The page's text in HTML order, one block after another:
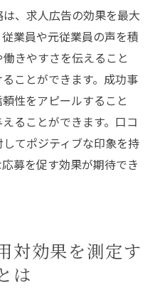
、求人広告の効果を最大
業員や元従業員の声を積
きやすさを伝えること
ことができます。成功事
性をアピールすること
ることができます。口コ
てポジティブな印象を持
募を促す効果が期待でき
対効果を測定す
は